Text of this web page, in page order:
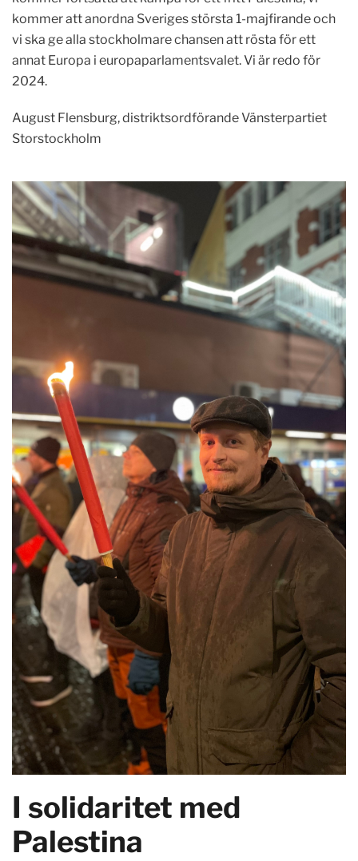
kommer att anordna Sveriges största 1-majfirande och
vi ska ge alla stockholmare chansen att rösta för ett
annat Europa i europaparlamentsvalet. Vi är redo för
2024.
August Flensburg, distriktsordförande Vänsterpartiet
Storstockholm
I solidaritet med
Palestina